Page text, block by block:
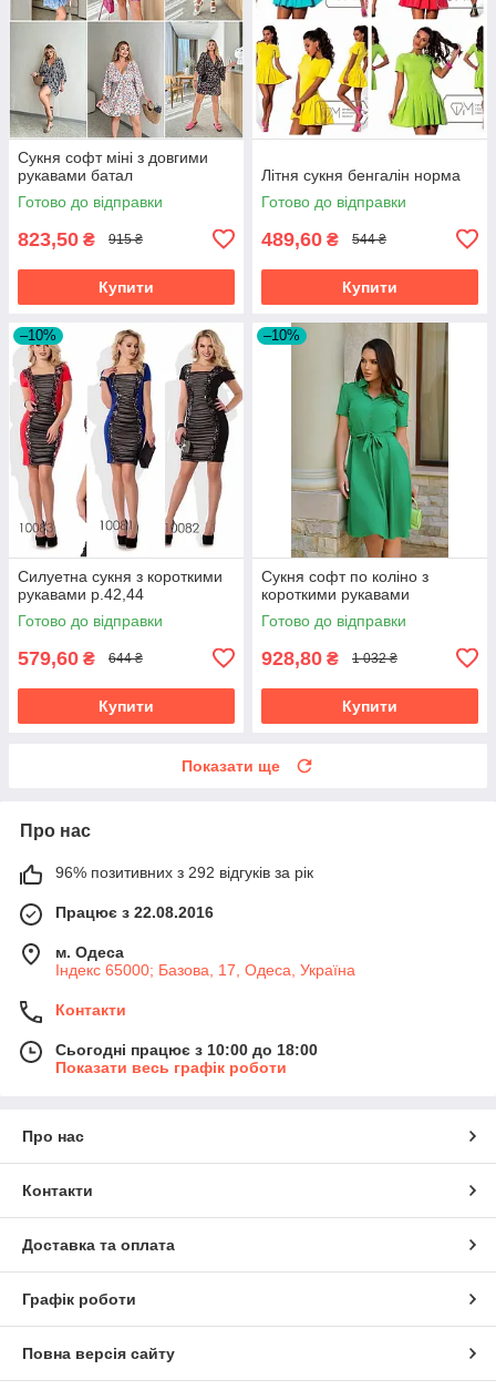
Сукня софт міні з довгими
рукавами батал
Готово до відправки
823,50 ₴ 915 ₴
Купити
Літня сукня бенгалін норма
Готово до відправки
489,60 ₴ 544 ₴
Купити
–10%
Силуетна сукня з короткими
рукавами р.42,44
Готово до відправки
579,60 ₴ 644 ₴
Купити
–10%
Сукня софт по коліно з
короткими рукавами
Готово до відправки
928,80 ₴ 1 032 ₴
Купити
Показати ще
Про нас
96% позитивних з 292 відгуків за рік
Працює з 22.08.2016
м. Одеса
Індекс 65000; Базова, 17, Одеса, Україна
Контакти
Сьогодні працює з 10:00 до 18:00
Показати весь графік роботи
Про нас
Контакти
Доставка та оплата
Графік роботи
Повна версія сайту